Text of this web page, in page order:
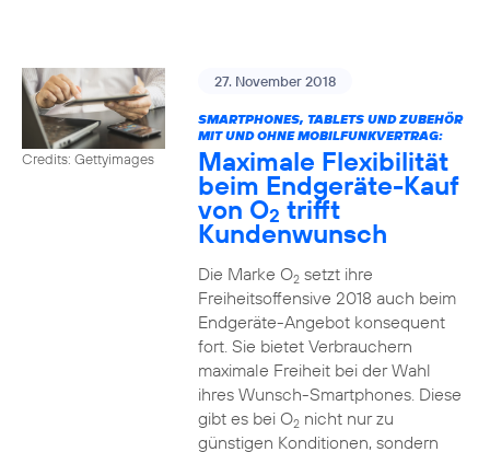
Credits: Gettyimages
27. November 2018
SMARTPHONES, TABLETS UND ZUBEHÖR
MIT UND OHNE MOBILFUNKVERTRAG:
Maximale Flexibilität
beim Endgeräte-Kauf
von O2 trifft
Kundenwunsch
Die Marke O2setzt ihre
Freiheitsoffensive 2018 auch beim
Endgeräte-Angebot konsequent
fort. Sie bietet Verbrauchern
maximale Freiheit bei der Wahl
ihres Wunsch-Smartphones. Diese
gibt es bei O2nicht nur zu
günstigen Konditionen, sondern